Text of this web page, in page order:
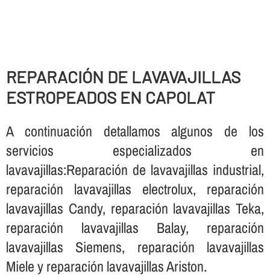
REPARACIÓN DE LAVAVAJILLAS
ESTROPEADOS EN CAPOLAT
A continuación detallamos algunos de los
servicios especializados en
lavavajillas:Reparación de lavavajillas industrial,
reparación lavavajillas electrolux, reparación
lavavajillas Candy, reparación lavavajillas Teka,
reparación lavavajillas Balay, reparación
lavavajillas Siemens, reparación lavavajillas
Miele y reparación lavavajillas Ariston.